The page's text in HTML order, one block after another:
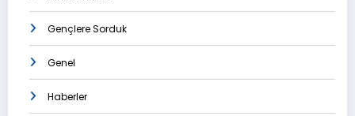
Gençlere Sorduk
Genel
Haberler